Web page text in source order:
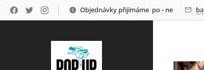
Objednávky přijímáme po - ne